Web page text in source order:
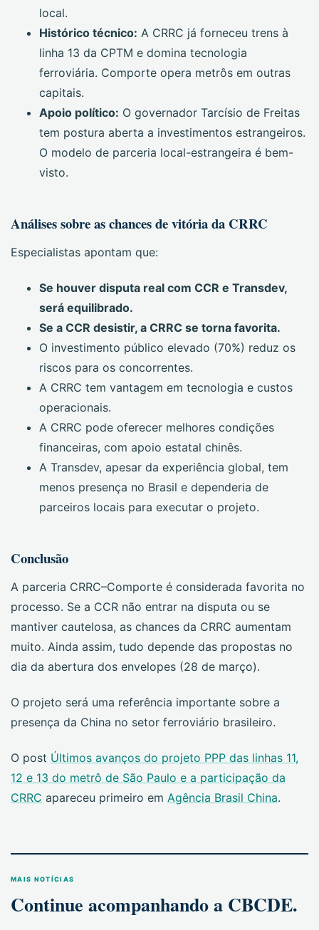
local.
Histórico técnico: A CRRC já forneceu trens à
linha 13 da CPTM e domina tecnologia
ferroviária. Comporte opera metrôs em outras
capitais.
Apoio político: O governador Tarcísio de Freitas
tem postura aberta a investimentos estrangeiros.
O modelo de parceria local-estrangeira é bem-
visto.
Análises sobre as chances de vitória da CRRC
Especialistas apontam que:
Se houver disputa real com CCR e Transdev,
será equilibrado.
Se a CCR desistir, a CRRC se torna favorita.
O investimento público elevado (70%) reduz os
riscos para os concorrentes.
A CRRC tem vantagem em tecnologia e custos
operacionais.
A CRRC pode oferecer melhores condições
financeiras, com apoio estatal chinês.
A Transdev, apesar da experiência global, tem
menos presença no Brasil e dependeria de
parceiros locais para executar o projeto.
Conclusão
A parceria CRRC–Comporte é considerada favorita no
processo. Se a CCR não entrar na disputa ou se
mantiver cautelosa, as chances da CRRC aumentam
muito. Ainda assim, tudo depende das propostas no
dia da abertura dos envelopes (28 de março).
O projeto será uma referência importante sobre a
presença da China no setor ferroviário brasileiro.
O post Últimos avanços do projeto PPP das linhas 11,
12 e 13 do metrô de São Paulo e a participação da
CRRC apareceu primeiro em Agência Brasil China.
MAIS NOTÍCIAS
Continue acompanhando a CBCDE.